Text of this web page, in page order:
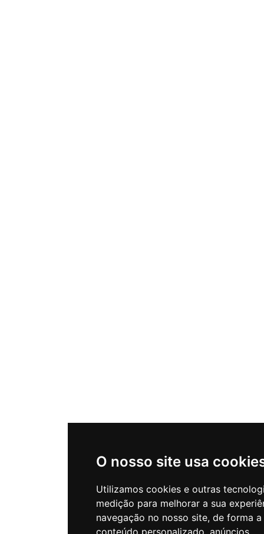
O nosso site usa
Utilizamos cookies e outras
medição para melhorar a sua
navegação no nosso site, de forma
conteúdo personalizado, anúncios